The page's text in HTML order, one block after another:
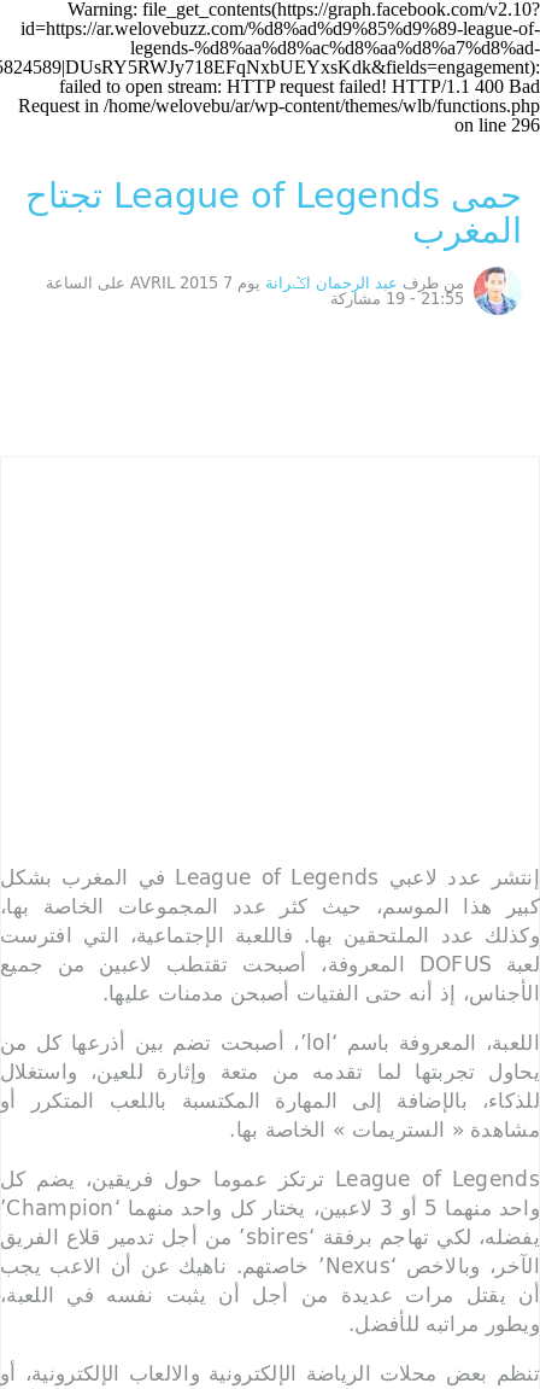
%d8%a7%d9%84%d9%85%d8%ba%d8%b1%d8%a8/